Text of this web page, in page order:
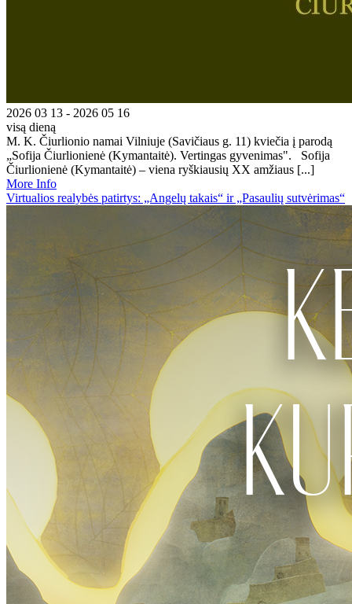
2026 03 13 - 2026 05 16
visą dieną
M. K. Čiurlionio namai Vilniuje (Savičiaus g. 11) kviečia į parodą
„Sofija Čiurlionienė (Kymantaitė). Vertingas gyvenimas". Sofija
Čiurlionienė (Kymantaitė) – viena ryškiausių XX amžiaus [...]
More Info
Virtualios realybės patirtys: „Angelų takais“ ir „Pasaulių sutvėrimas“